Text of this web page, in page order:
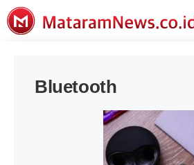
Langsung
ke
Bluetooth